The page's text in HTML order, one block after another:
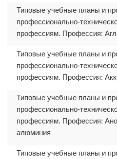
Типовые учебные планы и
профессионально-
профессиям. Профессия:
Типовые учебные планы и
профессионально-
профессиям. Профессия:
Типовые учебные планы и
профессионально-
профессиям. Профессия:
алюминия
Типовые учебные планы и